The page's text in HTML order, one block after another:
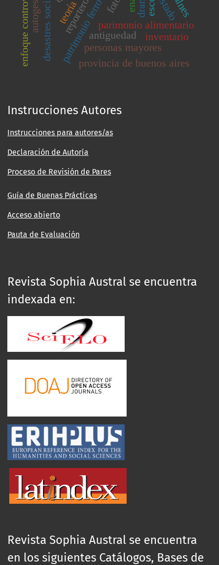
parimonio alimentario
patrimonio ferroviario
personas mayores
antiguedad inventario
estado
provincia de buenos aires
enfoque controversial reportero
teoría
Instrucciones Autores
Instrucciones para autores/as
Declaración de Autoría
Proceso de Revisión de Pares
Guía de Buenas Prácticas
Acceso abierto
Pauta de Evaluación
Revista Sophia Austral se encuentra
indexada en:
Revista Sophia Austral se encuentra
en los siguientes Catálogos, Bases de